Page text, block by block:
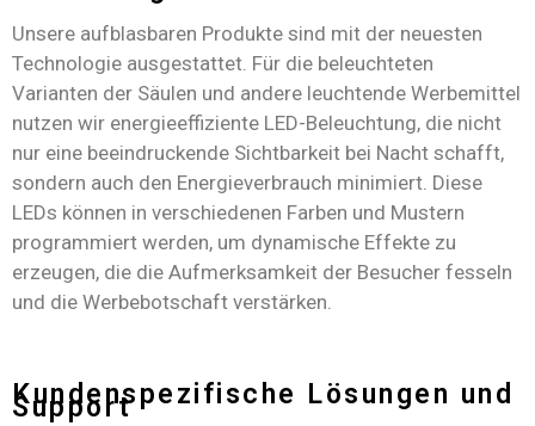
Unsere aufblasbaren Produkte sind mit der neuesten
Technologie ausgestattet. Für die beleuchteten
Varianten der Säulen und andere leuchtende Werbemittel
nutzen wir energieeffiziente LED-Beleuchtung, die nicht
nur eine beeindruckende Sichtbarkeit bei Nacht schafft,
sondern auch den Energieverbrauch minimiert. Diese
LEDs können in verschiedenen Farben und Mustern
programmiert werden, um dynamische Effekte zu
erzeugen, die die Aufmerksamkeit der Besucher fesseln
und die Werbebotschaft verstärken.
Kundenspezifische Lösungen und
Support